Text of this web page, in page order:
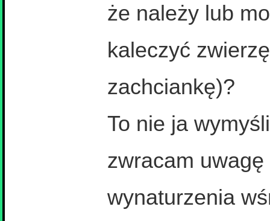
że należy lub
kaleczyć
zachciankę)?
To nie ja
zwracam
wynaturzenia